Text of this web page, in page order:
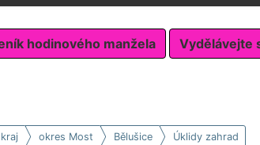
hodinového manžela Vydělávejte
okres Most Bělušice Úklidy zahrad